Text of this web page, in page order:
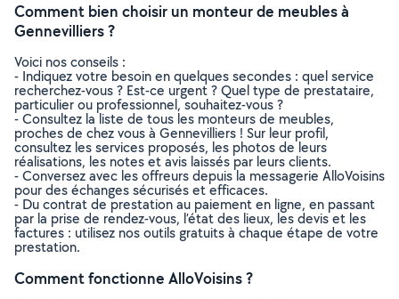
Comment bien choisir un monteur de meubles à
Gennevilliers ?
Voici nos conseils :
- Indiquez votre besoin en quelques secondes : quel service
recherchez-vous ? Est-ce urgent ? Quel type de prestataire,
particulier ou professionnel, souhaitez-vous ?
- Consultez la liste de tous les monteurs de meubles,
proches de chez vous à Gennevilliers ! Sur leur profil,
consultez les services proposés, les photos de leurs
réalisations, les notes et avis laissés par leurs clients.
- Conversez avec les offreurs depuis la messagerie AlloVoisins
pour des échanges sécurisés et efficaces.
- Du contrat de prestation au paiement en ligne, en passant
par la prise de rendez-vous, l’état des lieux, les devis et les
factures : utilisez nos outils gratuits à chaque étape de votre
prestation.
Comment fonctionne AlloVoisins ?